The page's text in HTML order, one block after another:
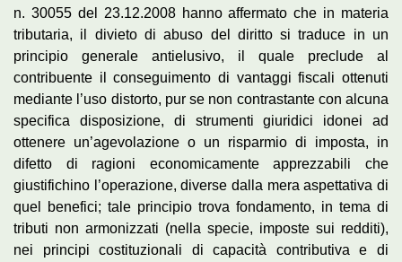
n. 30055 del 23.12.2008 hanno affermato che in materia
tributaria, il divieto di abuso del diritto si traduce in un
principio generale antielusivo, il quale preclude al
contribuente il conseguimento di vantaggi fiscali ottenuti
mediante l’uso distorto, pur se non contrastante con alcuna
specifica disposizione, di strumenti giuridici idonei ad
ottenere un’agevolazione o un risparmio di imposta, in
difetto di ragioni economicamente apprezzabili che
giustifichino l’operazione, diverse dalla mera aspettativa di
quel benefici; tale principio trova fondamento, in tema di
tributi non armonizzati (nella specie, imposte sui redditi),
nei principi costituzionali di capacità contributiva e di